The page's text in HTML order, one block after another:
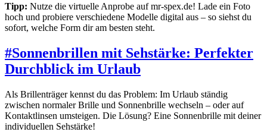
Tipp: Nutze die virtuelle Anprobe auf mr-spex.de! Lade ein Foto
hoch und probiere verschiedene Modelle digital aus – so siehst du
sofort, welche Form dir am besten steht.
#Sonnenbrillen mit Sehstärke: Perfekter
Durchblick im Urlaub
Als Brillenträger kennst du das Problem: Im Urlaub ständig
zwischen normaler Brille und Sonnenbrille wechseln – oder auf
Kontaktlinsen umsteigen. Die Lösung? Eine Sonnenbrille mit deiner
individuellen Sehstärke!